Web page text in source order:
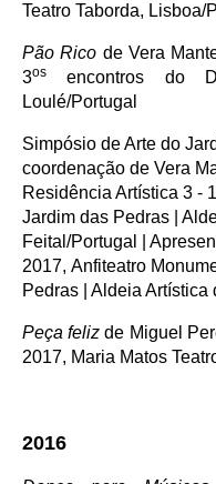
Teatro Taborda, Lisboa/
Pão Rico de Vera
3os
encontros do
Loulé/Portugal
Simpósio de Arte do
coordenação de Vera
Residência Artística 3 -
Jardim das Pedras |
Feital/Portugal |
2017, Anfiteatro
Pedras | Aldeia Artística
Peça felizde Miguel
2017, Maria Matos
2016